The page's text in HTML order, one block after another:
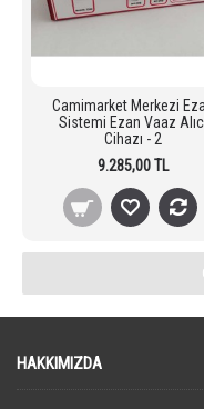
Camimarket Merkezi
Sistemi Ezan Vaaz
Cihazı - 2
9.285,00 TL
HAKKIMIZDA